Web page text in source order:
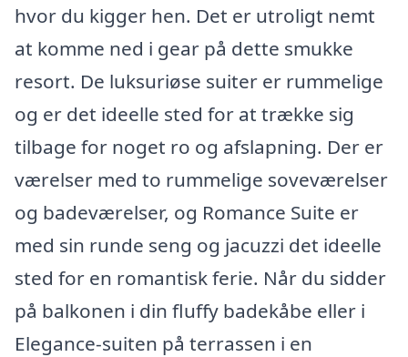
hvor du kigger hen. Det er utroligt nemt
at komme ned i gear på dette smukke
resort. De luksuriøse suiter er rummelige
og er det ideelle sted for at trække sig
tilbage for noget ro og afslapning. Der er
værelser med to rummelige soveværelser
og badeværelser, og Romance Suite er
med sin runde seng og jacuzzi det ideelle
sted for en romantisk ferie. Når du sidder
på balkonen i din fluffy badekåbe eller i
Elegance-suiten på terrassen i en